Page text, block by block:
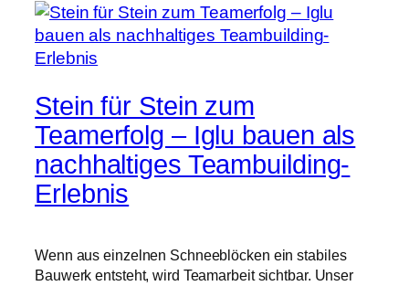
Stein für Stein zum
Teamerfolg – Iglu bauen als
nachhaltiges Teambuilding-
Erlebnis
Wenn aus einzelnen Schneeblöcken ein stabiles
Bauwerk entsteht, wird Teamarbeit sichtbar. Unser